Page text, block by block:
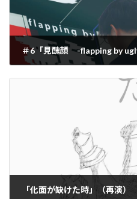
＃6「見醜顔 -flapping by
「化面が缺けた時」（再演）